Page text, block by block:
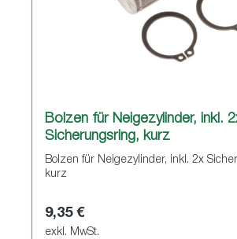
Bolzen für Neigezylinder, inkl.
Sicherungsring, kurz
Bolzen für Neigezylinder, inkl. 2x
kurz
9,35 €
exkl. MwSt.